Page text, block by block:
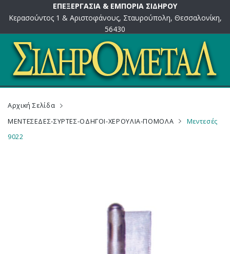
ΕΠΕΞΕΡΓΑΣΙΑ & ΕΜΠΟΡΙΑ ΣΙΔΗΡΟΥ
Κερασούντος 1 & Αριστοφάνους, Σταυρούπολη, Θεσσαλονίκη,
56430
Αρχική Σελίδα
ΜΕΝΤΕΣΕΔΕΣ-ΣΥΡΤΕΣ-ΟΔΗΓΟΙ-ΧΕΡΟΥΛΙΑ-ΠΟΜΟΛΑ
Μεντεσές
9022